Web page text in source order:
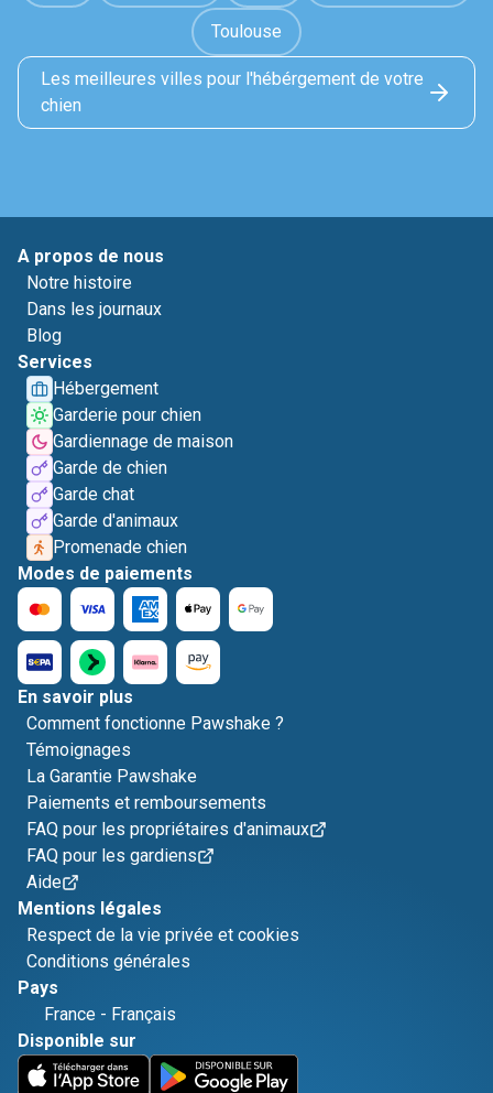
Toulouse
Les meilleures villes pour l'hébérgement de votre
chien
A propos de nous
Notre histoire
Dans les journaux
Blog
Services
Hébergement
Garderie pour chien
Gardiennage de maison
Garde de chien
Garde chat
Garde d'animaux
Promenade chien
Modes de paiements
En savoir plus
Comment fonctionne Pawshake ?
Témoignages
La Garantie Pawshake
Paiements et remboursements
FAQ pour les propriétaires d'animaux
FAQ pour les gardiens
Aide
Mentions légales
Respect de la vie privée et cookies
Conditions générales
Pays
France - Français
Disponible sur